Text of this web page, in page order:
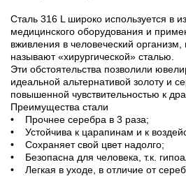
Сталь 316 L широко используется в
медицинского оборудования и
вживления в человеческий организм,
называют «хирургической» сталью.
Эти обстоятельства позволили
идеальной альтернативой золоту и
повышенной чувствительностью к
Преимущества стали
• Прочнее серебра в 3 раза;
• Устойчива к царапинам и к
• Сохраняет свой цвет надолго;
• Безопасна для человека, т.к.
• Легкая в уходе, в отличие от